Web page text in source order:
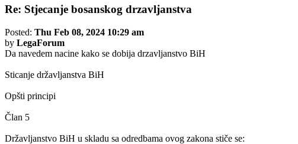
Re: Stjecanje bosanskog drzavljanstva
Posted: Thu Feb 08, 2024 10:29 am
by LegaForum
Da navedem nacine kako se dobija drzavljanstvo BiH
Sticanje državljanstva BiH
Opšti principi
Član 5
Državljanstvo BiH u skladu sa odredbama ovog zakona stiče se: